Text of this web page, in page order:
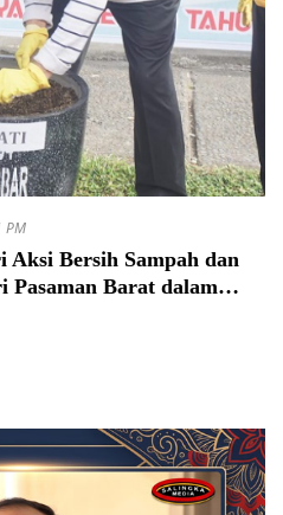
PM
Bersih Sampah dan
Pasaman Barat dalam